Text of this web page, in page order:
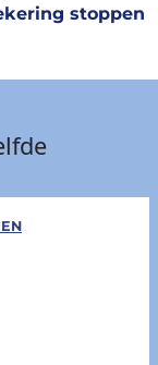
stoppen